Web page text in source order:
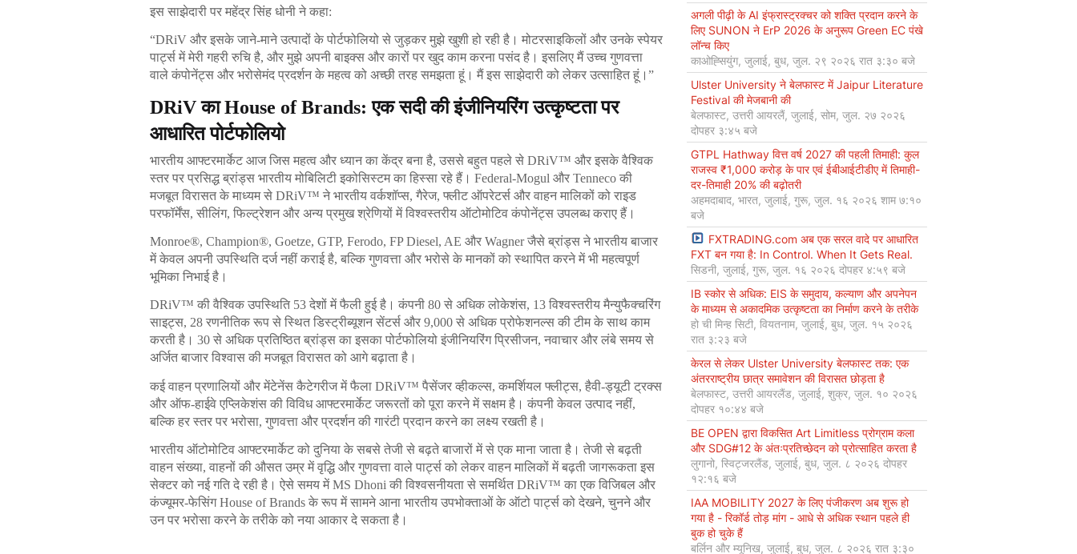
इस साझेदारी पर महेंद्र सिंह धोनी ने कहा:
“DRiV और इसके जाने-माने उत्पादों के पोर्टफोलियो से जुड़कर मुझे खुशी हो रही है। मोटरसाइकिलों और उनके स्पेयर
पार्ट्स में मेरी गहरी रुचि है, और मुझे अपनी बाइक्स और कारों पर खुद काम करना पसंद है। इसलिए मैं उच्च गुणवत्ता
वाले कंपोनेंट्स और भरोसेमंद प्रदर्शन के महत्व को अच्छी तरह समझता हूं। मैं इस साझेदारी को लेकर उत्साहित हूं।”
DRiV का House of Brands: एक सदी की इंजीनियरिंग उत्कृष्टता पर
आधारित पोर्टफोलियो
भारतीय आफ्टरमार्केट आज जिस महत्व और ध्यान का केंद्र बना है, उससे बहुत पहले से DRiV™ और इसके वैश्विक
स्तर पर प्रसिद्ध ब्रांड्स भारतीय मोबिलिटी इकोसिस्टम का हिस्सा रहे हैं। Federal-Mogul और Tenneco की
मजबूत विरासत के माध्यम से DRiV™ ने भारतीय वर्कशॉप्स, गैरेज, फ्लीट ऑपरेटर्स और वाहन मालिकों को राइड
परफॉर्मेंस, सीलिंग, फिल्ट्रेशन और अन्य प्रमुख श्रेणियों में विश्वस्तरीय ऑटोमोटिव कंपोनेंट्स उपलब्ध कराए हैं।
Monroe®, Champion®, Goetze, GTP, Ferodo, FP Diesel, AE और Wagner जैसे ब्रांड्स ने भारतीय बाजार
में केवल अपनी उपस्थिति दर्ज नहीं कराई है, बल्कि गुणवत्ता और भरोसे के मानकों को स्थापित करने में भी महत्वपूर्ण
भूमिका निभाई है।
DRiV™ की वैश्विक उपस्थिति 53 देशों में फैली हुई है। कंपनी 80 से अधिक लोकेशंस, 13 विश्वस्तरीय मैन्युफैक्चरिंग
साइट्स, 28 रणनीतिक रूप से स्थित डिस्ट्रीब्यूशन सेंटर्स और 9,000 से अधिक प्रोफेशनल्स की टीम के साथ काम
करती है। 30 से अधिक प्रतिष्ठित ब्रांड्स का इसका पोर्टफोलियो इंजीनियरिंग प्रिसीजन, नवाचार और लंबे समय से
अर्जित बाजार विश्वास की मजबूत विरासत को आगे बढ़ाता है।
कई वाहन प्रणालियों और मेंटेनेंस कैटेगरीज में फैला DRiV™ पैसेंजर व्हीकल्स, कमर्शियल फ्लीट्स, हैवी-ड्यूटी ट्रक्स
और ऑफ-हाईवे एप्लिकेशंस की विविध आफ्टरमार्केट जरूरतों को पूरा करने में सक्षम है। कंपनी केवल उत्पाद नहीं,
बल्कि हर स्तर पर भरोसा, गुणवत्ता और प्रदर्शन की गारंटी प्रदान करने का लक्ष्य रखती है।
भारतीय ऑटोमोटिव आफ्टरमार्केट को दुनिया के सबसे तेजी से बढ़ते बाजारों में से एक माना जाता है। तेजी से बढ़ती
वाहन संख्या, वाहनों की औसत उम्र में वृद्धि और गुणवत्ता वाले पार्ट्स को लेकर वाहन मालिकों में बढ़ती जागरूकता इस
सेक्टर को नई गति दे रही है। ऐसे समय में MS Dhoni की विश्वसनीयता से समर्थित DRiV™ का एक विजिबल और
कंज्यूमर-फेसिंग House of Brands के रूप में सामने आना भारतीय उपभोक्ताओं के ऑटो पार्ट्स को देखने, चुनने और
उन पर भरोसा करने के तरीके को नया आकार दे सकता है।
अगली पीढ़ी के AI इंफ्रास्ट्रक्चर को शक्ति प्रदान करने के
लिए SUNON ने ErP 2026 के अनुरूप Green EC पंखे
लॉन्च किए
काओह्सियुंग, जुलाई, बुध, जुल. २९ २०२६ रात ३:३० बजे
Ulster University ने बेलफास्ट में Jaipur Literature
Festival की मेजबानी की
बेलफास्ट, उत्तरी आयरलैं, जुलाई, सोम, जुल. २७ २०२६
दोपहर ३:४५ बजे
GTPL Hathway वित्त वर्ष 2027 की पहली तिमाही: कुल
राजस्व ₹1,000 करोड़ के पार एवं ईबीआईटीडीए में तिमाही-
दर-तिमाही 20% की बढ़ोतरी
अहमदाबाद, भारत, जुलाई, गुरू, जुल. १६ २०२६ शाम ७:१०
बजे
FXTRADING.com अब एक सरल वादे पर आधारित
FXT बन गया है: In Control. When It Gets Real.
सिडनी, जुलाई, गुरू, जुल. १६ २०२६ दोपहर ४:५९ बजे
IB स्कोर से अधिक: EIS के समुदाय, कल्याण और अपनेपन
के माध्यम से अकादमिक उत्कृष्टता का निर्माण करने के तरीके
हो ची मिन्ह सिटी, वियतनाम, जुलाई, बुध, जुल. १५ २०२६
रात ३:२३ बजे
केरल से लेकर Ulster University बेलफास्ट तक: एक
अंतरराष्ट्रीय छात्र समावेशन की विरासत छोड़ता है
बेलफास्ट, उत्तरी आयरलैंड, जुलाई, शुक्र, जुल. १० २०२६
दोपहर १०:४४ बजे
BE OPEN द्वारा विकसित Art Limitless प्रोग्राम कला
और SDG#12 के अंतःप्रतिच्छेदन को प्रोत्साहित करता है
लुगानो, स्विट्जरलैंड, जुलाई, बुध, जुल. ८ २०२६ दोपहर
१२:१६ बजे
IAA MOBILITY 2027 के लिए पंजीकरण अब शुरू हो
गया है - रिकॉर्ड तोड़ मांग - आधे से अधिक स्थान पहले ही
बुक हो चुके हैं
बर्लिन और म्यूनिख, जुलाई, बुध, जुल. ८ २०२६ रात ३:३०